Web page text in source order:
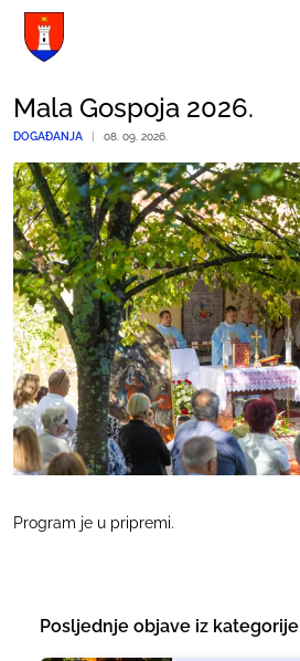
Mala Gospoja 2026.
DOGAĐANJA | 08. 09. 2026.
Program je u pripremi.
Posljednje objave iz kategorije